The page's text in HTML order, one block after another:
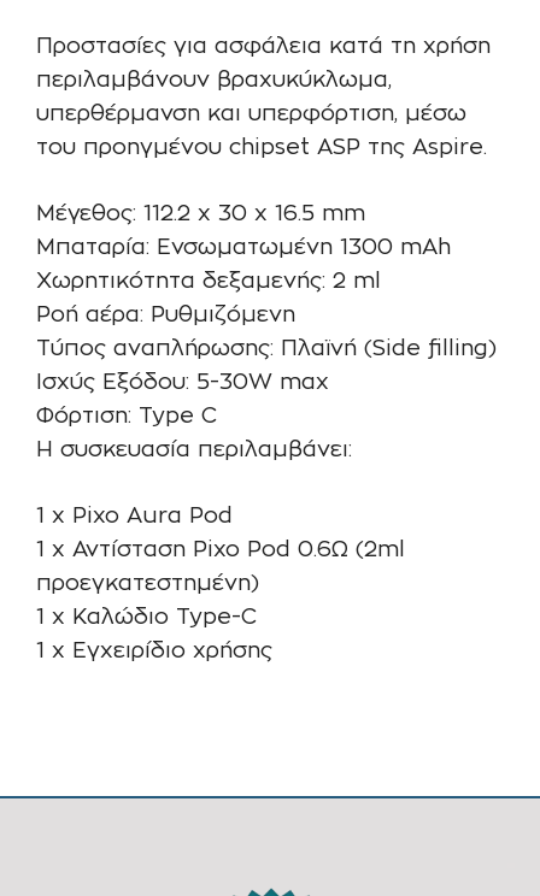
Προστασίες για ασφάλεια κατά τη χρήση
περιλαμβάνουν βραχυκύκλωμα,
υπερθέρμανση και υπερφόρτιση, μέσω
του προηγμένου chipset ASP της Aspire.
Μέγεθος: 112.2 x 30 x 16.5 mm
Μπαταρία: Ενσωματωμένη 1300 mAh
Χωρητικότητα δεξαμενής: 2 ml
Ροή αέρα: Ρυθμιζόμενη
Τύπος αναπλήρωσης: Πλαϊνή (Side filling)
Ισχύς Εξόδου: 5-30W max
Φόρτιση: Type C
Η συσκευασία περιλαμβάνει:
1 x Pixo Aura Pod
1 x Αντίσταση Pixo Pod 0.6Ω (2ml
προεγκατεστημένη)
1 x Καλώδιο Type-C
1 x Εγχειρίδιο χρήσης